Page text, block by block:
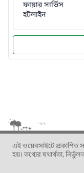
ফায়ার সার্ভিস
হটলাইন
এই ওয়েবসাইটে প্রকাশিত
হয়। তথ্যের যথার্থতা,